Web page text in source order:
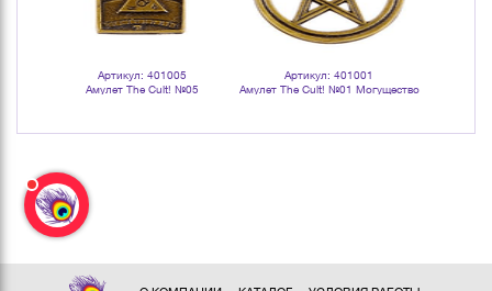
Артикул: 401005
Амулет The Cult! №05
Артикул: 401001
Амулет The Cult! №01 Могущество